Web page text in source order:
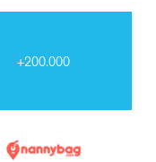
+200.000